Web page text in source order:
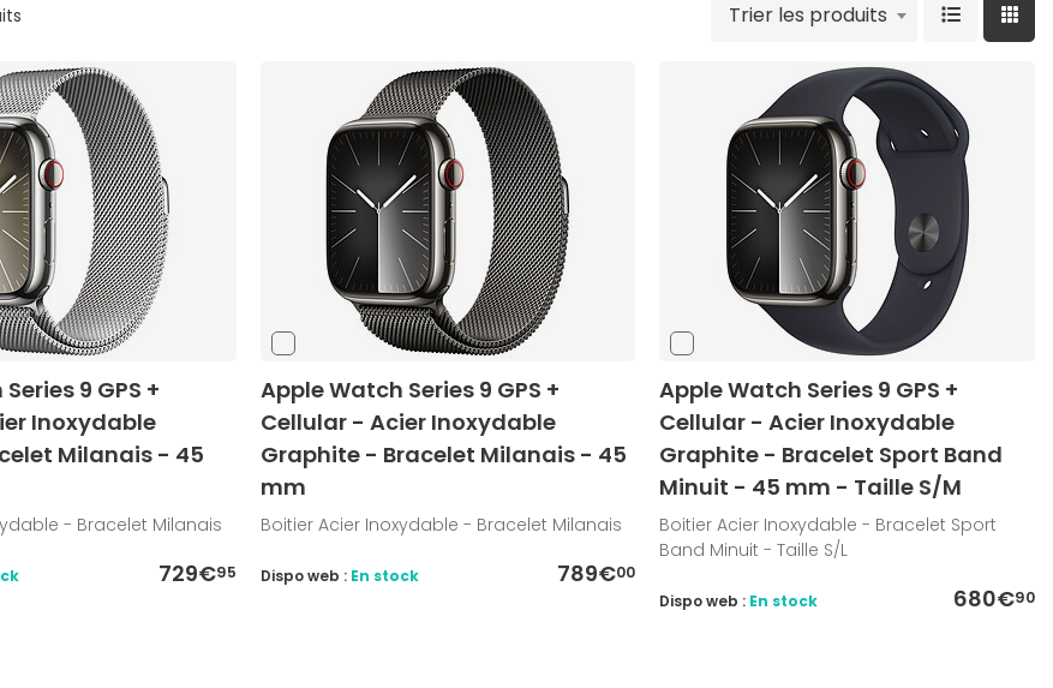
Trier les produits
9 GPS +
Inoxydable
Milanais - 45
- Bracelet Milanais
729€95
Apple Watch Series 9 GPS +
Cellular - Acier Inoxydable
Graphite - Bracelet Milanais - 45
mm
Boitier Acier Inoxydable - Bracelet Milanais
789€00
Dispo web : En stock
Apple Watch Series 9 GPS +
Cellular - Acier Inoxydable
Graphite - Bracelet Sport Band
Minuit - 45 mm - Taille S/M
Boitier Acier Inoxydable - Bracelet Sport
Band Minuit - Taille S/L
680€90
Dispo web : En stock